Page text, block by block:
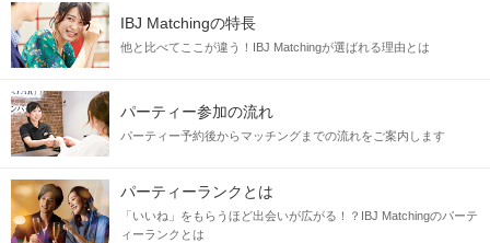
IBJ Matchingの特長
他と比べてここが違う！IBJ Matchingが選ばれる理由とは
パーティー参加の流れ
パーティー予約後からマッチングまでの流れをご案内します
パーティーランクとは
「いいね」をもらうほど出会いが広がる！？IBJ Matchingのパーテ
ィーランクとは